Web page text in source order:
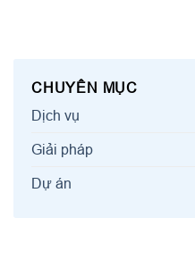
CHUYÊN MỤC
Dịch vụ
Giải pháp
Dự án